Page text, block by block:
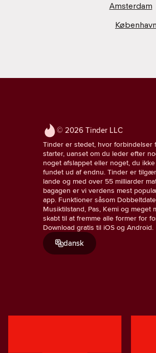
Amsterdam
København
© 2026 Tinder LLC
Tinder er stedet, hvor forbindelser
starter, uanset om du leder efter
noget afslappet eller noget, du
fundet ud af endnu. Tinder er
lande og med over 55 milliarder
bagagen er vi verdens mest
app. Funktioner såsom
Musiktilstand, Pas, Kemi og meget
skabt til at fremme alle former for
Download gratis til iOS og Android.
dansk